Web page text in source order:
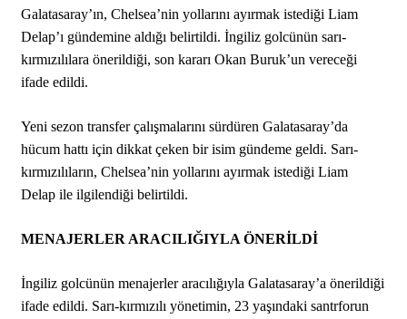
Galatasaray’ın, Chelsea’nin yollarını ayırmak istediği Liam
Delap’ı gündemine aldığı belirtildi. İngiliz golcünün sarı-
kırmızılılara önerildiği, son kararı Okan Buruk’un vereceği
ifade edildi.
Yeni sezon transfer çalışmalarını sürdüren Galatasaray’da
hücum hattı için dikkat çeken bir isim gündeme geldi. Sarı-
kırmızılıların, Chelsea’nin yollarını ayırmak istediği Liam
Delap ile ilgilendiği belirtildi.
MENAJERLER ARACILIĞIYLA ÖNERİLDİ
İngiliz golcünün menajerler aracılığıyla Galatasaray’a önerildiği
ifade edildi. Sarı-kırmızılı yönetimin, 23 yaşındaki santrforun